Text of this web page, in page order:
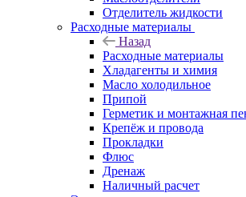
Отделитель жидкости
Расходные материалы
Назад
Расходные материалы
Хладагенты и химия
Масло холодильное
Припой
Герметик и монтажная
Крепёж и провода
Прокладки
Флюс
Дренаж
Наличный расчет